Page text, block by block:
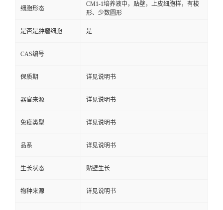
细胞形态
CM1-1培养液中，贴壁，上皮细胞样，有梭
形、少数圆形
是否是肿瘤细胞 是
CAS编号
保质期 详见说明书
器官来源 详见说明书
免疫类型 详见说明书
品系 详见说明书
生长状态 贴壁生长
物种来源 详见说明书